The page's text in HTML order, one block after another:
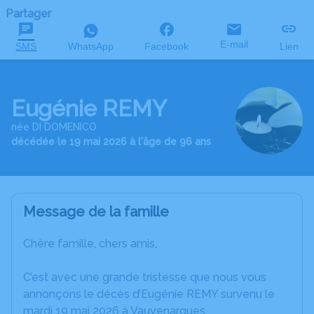
Partager
SMS WhatsApp Facebook E-mail Lien
Eugénie REMY
née DI DOMENICO
décédée le 19 mai 2026 à l'âge de 96 ans
Message de la famille
Chère famille, chers amis,
C’est avec une grande tristesse que nous vous
annonçons le décès d’Eugénie REMY survenu le
mardi 19 mai 2026 à Vauvenargues.